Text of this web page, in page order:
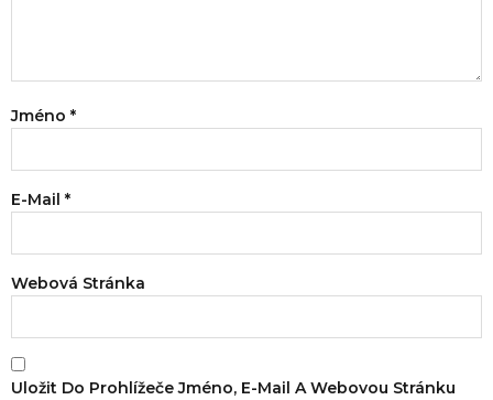
Jméno *
E-Mail *
Webová Stránka
Uložit Do Prohlížeče Jméno, E-Mail A Webovou Stránku